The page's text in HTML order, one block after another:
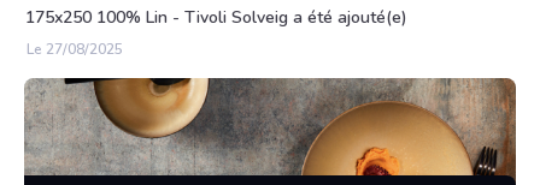
175x250 100% Lin - Tivoli Solveig a été ajouté(e)
Le 27/08/2025